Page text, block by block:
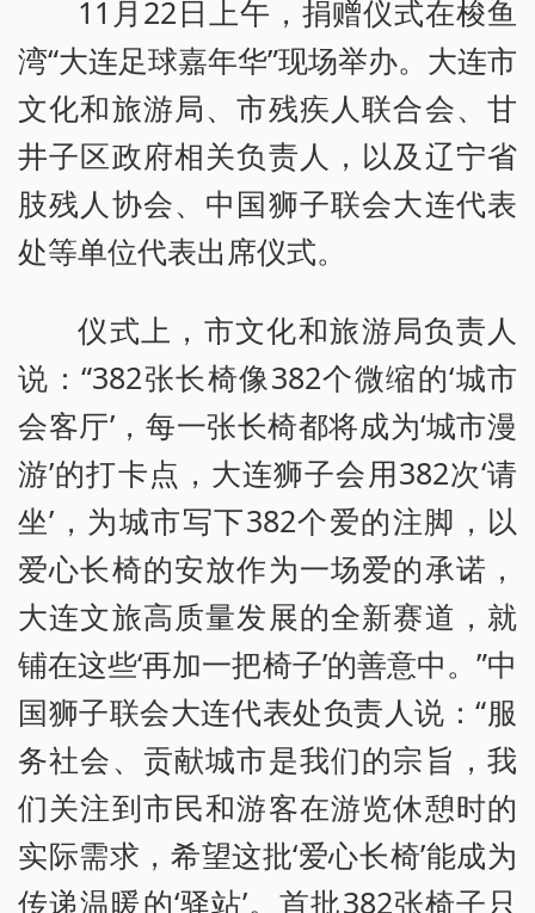
11月22日上午，捐赠仪式在梭鱼
湾“大连足球嘉年华”现场举办。大连市
文化和旅游局、市残疾人联合会、甘
井子区政府相关负责人，以及辽宁省
肢残人协会、中国狮子联会大连代表
处等单位代表出席仪式。
仪式上，市文化和旅游局负责人
说：“382张长椅像382个微缩的‘城市
会客厅’，每一张长椅都将成为‘城市漫
游’的打卡点，大连狮子会用382次‘请
坐’，为城市写下382个爱的注脚，以
爱心长椅的安放作为一场爱的承诺，
大连文旅高质量发展的全新赛道，就
铺在这些‘再加一把椅子’的善意中。”中
国狮子联会大连代表处负责人说：“服
务社会、贡献城市是我们的宗旨，我
们关注到市民和游客在游览休憩时的
实际需求，希望这批‘爱心长椅’能成为
传递温暖的‘驿站’。首批382张椅子只